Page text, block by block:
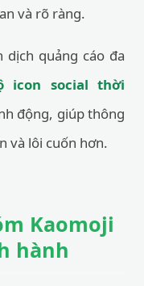
và rõ ràng.
dịch quảng cáo đa
icon social thời
động, giúp thông
và lôi cuốn hơn.
Kaomoji
hành